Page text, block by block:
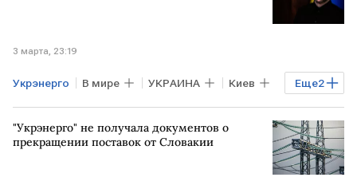
3 марта, 23:19
Еще2
Укрэнерго В мире УКРАИНА Киев
Владимир Зеленский Виталий Кличко
"Укрэнерго" не получала документов о
прекращении поставок от Словакии